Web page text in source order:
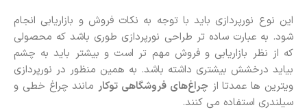
این نوع نورپردازی باید با توجه به نکات فروش و بازاریابی انجام
شود. به عبارت ساده تر طراحی نورپردازی طوری باشد که محصولی
که از نظر بازاریابی و فروش مهم تر است و بیشتر باید به چشم
بیاید درخشش بیشتری داشته باشد. به همین منظور در نورپردازی
ویترین ها عمدتا از چراغ‌های فروشگاهی توکارمانند چراغ خطی و
سیلندری استفاده می کنند.